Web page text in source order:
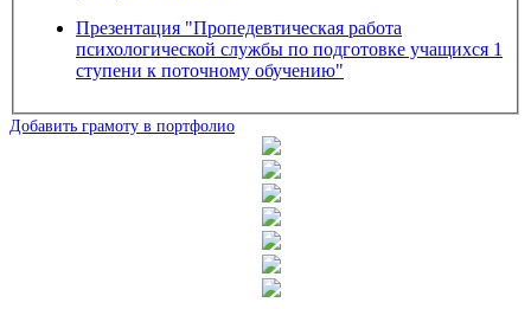
Презентация "Пропедевтическая работа
психологической службы по подготовке учащихся 1
ступени к поточному обучению"
Добавить грамоту в портфолио